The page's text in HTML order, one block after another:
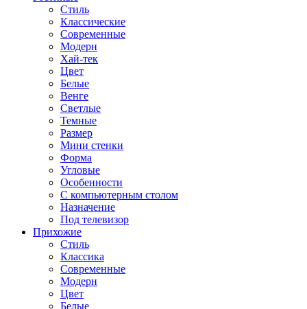
Стиль
Классические
Современные
Модерн
Хай-тек
Цвет
Белые
Венге
Светлые
Темные
Размер
Мини стенки
Форма
Угловые
Особенности
С компьютерным столом
Назначение
Под телевизор
Прихожие
Стиль
Классика
Современные
Модерн
Цвет
Белые